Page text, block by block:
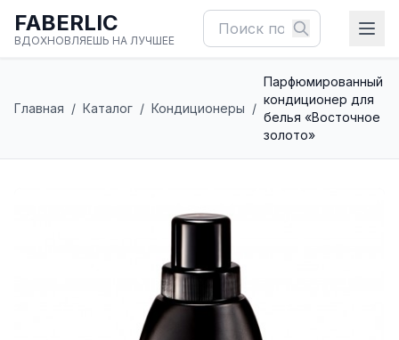
FABERLIC
ВДОХНОВЛЯЕШЬ НА ЛУЧШЕЕ
Главная / Каталог / Кондиционеры /
Парфюмированный
кондиционер для
белья «Восточное
золото»